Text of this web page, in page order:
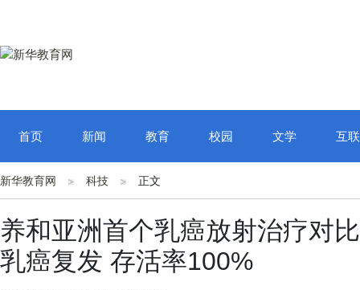
首页 新闻 教育 校园 文学 互
新华教育网 科技 正文
养和亚洲首个乳癌放射治疗对
乳癌复发 存活率100%